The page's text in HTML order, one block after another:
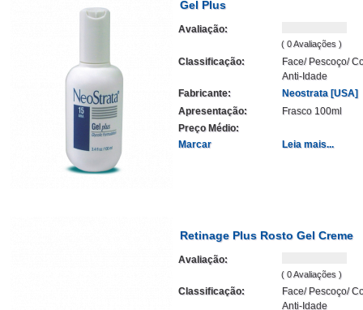
Gel Plus
Avaliação:
( 0 Avaliações )
Classificação:
Face/ Pescoço/
Anti-Idade
Fabricante:
Neostrata [USA]
Apresentação:
Frasco 100ml
Preço Médio:
Marcar
Leia mais...
Retinage Plus Rosto Gel Creme
Avaliação:
( 0 Avaliações )
Classificação:
Face/ Pescoço/
Anti-Idade